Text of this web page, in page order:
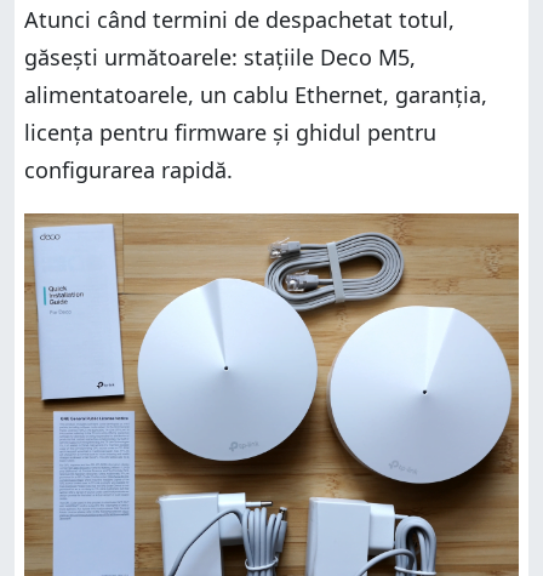
Atunci când termini de despachetat totul,
găsești următoarele: stațiile Deco M5,
alimentatoarele, un cablu Ethernet, garanția,
licența pentru firmware și ghidul pentru
configurarea rapidă.